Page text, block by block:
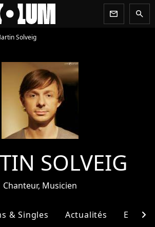
newsletter search
Solveig
SOLVEIG
Chanteur, Musicien
& Singles Actualités chevron_right